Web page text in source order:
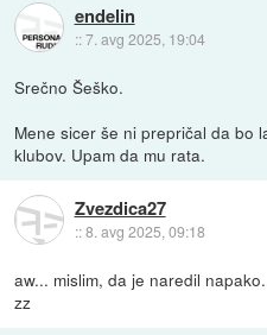
endelin
::7. avg 2025, 19:04
Srečno Šeško.
Mene sicer še ni prepričal da bo
klubov. Upam da mu rata.
Zvezdica27
::8. avg 2025, 09:18
aw... mislim, da je naredil
zz